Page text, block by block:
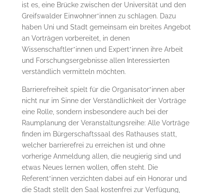
ist es, eine Brücke zwischen der Universität und den
Greifswalder Einwohner*innen zu schlagen. Dazu
haben Uni und Stadt gemeinsam ein breites Angebot
an Vorträgen vorbereitet, in denen
Wissenschaftler*innen und Expert*innen ihre Arbeit
und Forschungsergebnisse allen Interessierten
verständlich vermitteln möchten.
Barrierefreiheit spielt für die Organisator*innen aber
nicht nur im Sinne der Verständlichkeit der Vorträge
eine Rolle, sondern insbesondere auch bei der
Raumplanung der Veranstaltungsreihe: Alle Vorträge
finden im Bürgerschaftssaal des Rathauses statt,
welcher barrierefrei zu erreichen ist und ohne
vorherige Anmeldung allen, die neugierig sind und
etwas Neues lernen wollen, offen steht. Die
Referent*innen verzichten dabei auf ein Honorar und
die Stadt stellt den Saal kostenfrei zur Verfügung,